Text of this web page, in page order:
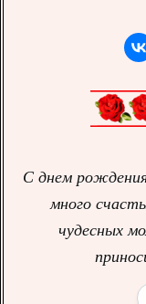
С днем
много
чудесных